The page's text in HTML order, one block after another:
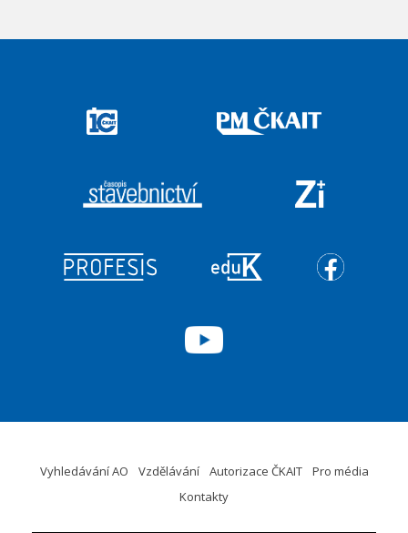
Vyhledávání AO Vzdělávání Autorizace ČKAIT
Pro média
Kontakty